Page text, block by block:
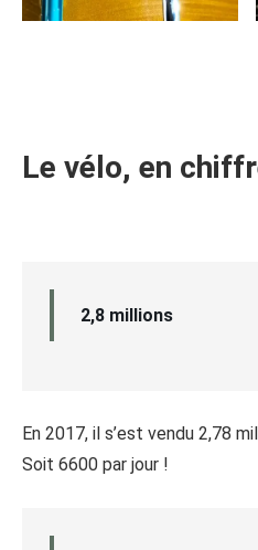
Le vélo, en
2,8 millions
En 2017, il s’est vendu 2,78
Soit 6600 par jour !